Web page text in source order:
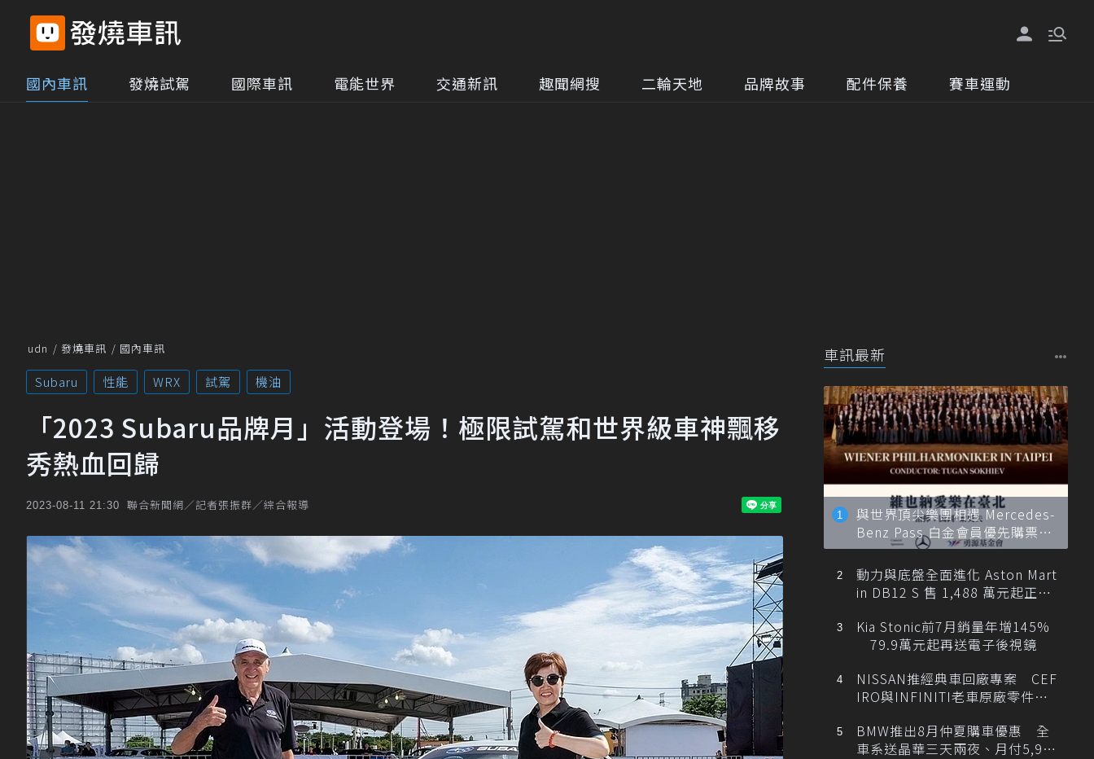
國內車訊 發燒試駕 國際車訊 電能世界 交通新訊 趣聞網搜 二輪天地 品牌故事 配件保養 賽車運動
udn 發燒車訊 國內車訊
Subaru 性能 WRX 試駕 機油
「2023 Subaru品牌月」活動登場！極限試駕和世界級車神飄移
秀熱血回歸
2023-08-11 21:30 聯合新聞網／記者張振群／綜合報導
車訊最新
與世界頂尖樂團相遇 Mercedes-
Benz Pass 白金會員優先購票維
也納愛樂
動力與底盤全面進化 Aston Mart
in DB12 S 售 1,488 萬元起正式
Kia Stonic前7月銷量年增145%
79.9萬元起再送電子後視鏡
NISSAN推經典車回廠專案 CEF
IRO與INFINITI老車原廠零件最
BMW推出8月仲夏購車優惠 全
車系送晶華三天兩夜、月付5,900